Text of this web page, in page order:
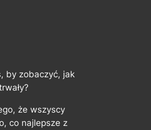
by zobaczyć, jak
że wszyscy
co najlepsze z